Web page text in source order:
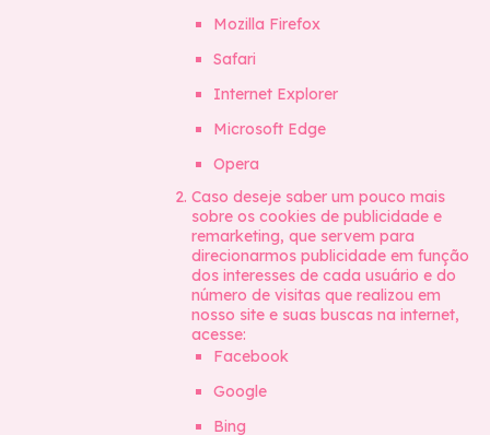
Mozilla Firefox
Safari
Internet Explorer
Microsoft Edge
Opera
Caso deseje saber um pouco mais
sobre os cookies de publicidade e
remarketing, que servem para
direcionarmos publicidade em função
dos interesses de cada usuário e do
número de visitas que realizou em
nosso site e suas buscas na internet,
acesse:
Facebook
Google
Bing